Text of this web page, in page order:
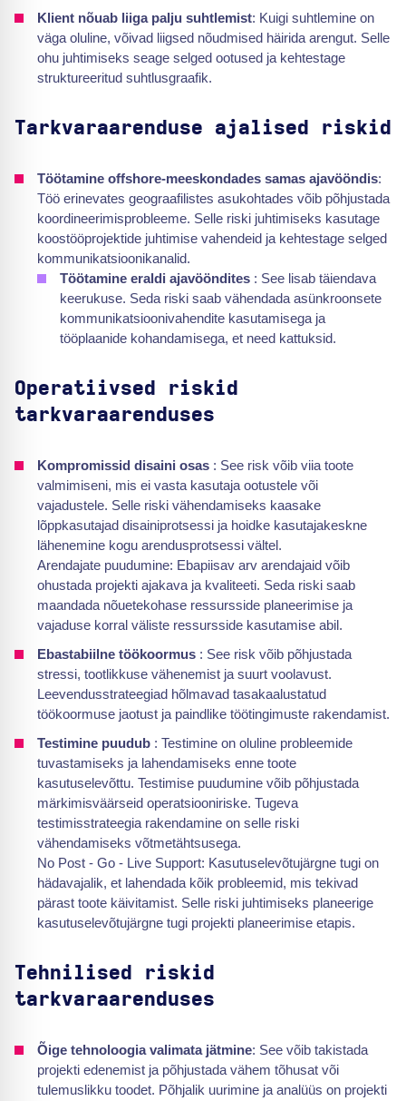
Klient nõuab liiga palju suhtlemist: Kuigi suhtlemine on
väga oluline, võivad liigsed nõudmised häirida arengut. Selle
ohu juhtimiseks seage selged ootused ja kehtestage
struktureeritud suhtlusgraafik.
Tarkvaraarenduse ajalised riskid
Töötamine offshore-meeskondades samas ajavööndis:
Töö erinevates geograafilistes asukohtades võib põhjustada
koordineerimisprobleeme. Selle riski juhtimiseks kasutage
koostööprojektide juhtimise vahendeid ja kehtestage selged
kommunikatsioonikanalid.
Töötamine eraldi ajavööndites : See lisab täiendava
keerukuse. Seda riski saab vähendada asünkroonsete
kommunikatsioonivahendite kasutamisega ja
tööplaanide kohandamisega, et need kattuksid.
Operatiivsed riskid
tarkvaraarenduses
Kompromissid disaini osas : See risk võib viia toote
valmimiseni, mis ei vasta kasutaja ootustele või
vajadustele. Selle riski vähendamiseks kaasake
lõppkasutajad disainiprotsessi ja hoidke kasutajakeskne
lähenemine kogu arendusprotsessi vältel.
Arendajate puudumine: Ebapiisav arv arendajaid võib
ohustada projekti ajakava ja kvaliteeti. Seda riski saab
maandada nõuetekohase ressursside planeerimise ja
vajaduse korral väliste ressursside kasutamise abil.
Ebastabiilne töökoormus : See risk võib põhjustada
stressi, tootlikkuse vähenemist ja suurt voolavust.
Leevendusstrateegiad hõlmavad tasakaalustatud
töökoormuse jaotust ja paindlike töötingimuste rakendamist.
Testimine puudub : Testimine on oluline probleemide
tuvastamiseks ja lahendamiseks enne toote
kasutuselevõttu. Testimise puudumine võib põhjustada
märkimisväärseid operatsiooniriske. Tugeva
testimisstrateegia rakendamine on selle riski
vähendamiseks võtmetähtsusega.
No Post - Go - Live Support: Kasutuselevõtujärgne tugi on
hädavajalik, et lahendada kõik probleemid, mis tekivad
pärast toote käivitamist. Selle riski juhtimiseks planeerige
kasutuselevõtujärgne tugi projekti planeerimise etapis.
Tehnilised riskid
tarkvaraarenduses
Õige tehnoloogia valimata jätmine: See võib takistada
projekti edenemist ja põhjustada vähem tõhusat või
tulemuslikku toodet. Põhjalik uurimine ja analüüs on projekti